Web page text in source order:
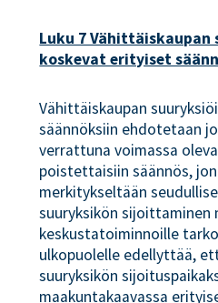
Luku 7
koskevat erityiset
Vähittäiskaupan
säännöksiin ehdotetaan
verrattuna voimassa
poistettaisiin säännös,
merkitykseltään
suuryksikön sijoittaminen
keskustatoiminnoille
ulkopuolelle edellyttää,
suuryksikön
maakuntakaavassa